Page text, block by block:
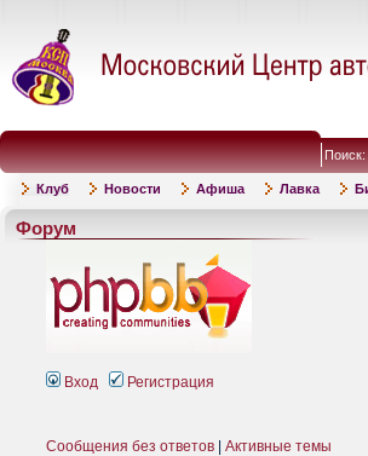
Клуб Новости Афиша Лавка
Форум
Вход Регистрация
Сообщения без ответов Активные темы